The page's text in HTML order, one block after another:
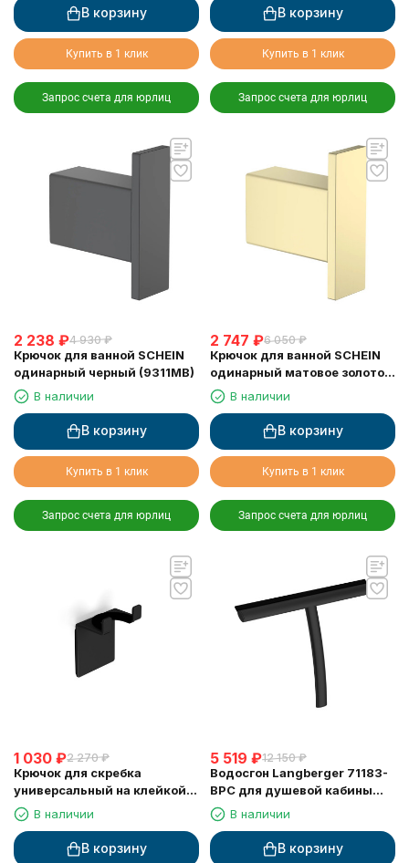
В корзину
Купить в 1 клик
Запрос счета для юрлиц
В корзину
Купить в 1 клик
Запрос счета для юрлиц
2 238 ₽4 930 ₽
Крючок для ванной SCHEIN
одинарный черный (9311MB)
В наличии
В корзину
Купить в 1 клик
Запрос счета для юрлиц
2 747 ₽6 050 ₽
Крючок для ванной SCHEIN
одинарный матовое золото
(9311BG)
В наличии
В корзину
Купить в 1 клик
Запрос счета для юрлиц
1 030 ₽2 270 ₽
Крючок для скребка
универсальный на клейкой
основе LANGBERGER 75183-
10-00-BPC черный
В наличии
В корзину
5 519 ₽12 150 ₽
Водосгон Langberger 71183-
BPC для душевой кабины
черныйВ наличии
В корзину